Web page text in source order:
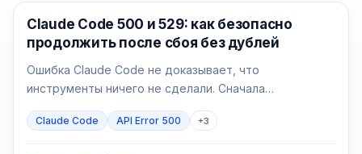
Claude Code
Claude Code 500 и 529: как безопасно
продолжить после сбоя без дублей
Ошибка Claude Code не доказывает, что
инструменты ничего не сделали. Сначала
и сверьте эффекты.
Claude Code API Error 500 +3